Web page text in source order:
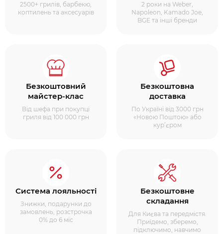
2500+ грилів, барбекю,
коптилень та аксесуарів
2 роки на Weber,
Napoleon, Kamado Joe,
BGE та інші бренди
Безкоштовний
майстер-клас
Від шефа при покупці
гриля від 100 000 грн
Безкоштовна
доставка
По Україні від 3000 грн
«Новою Поштою» або
кур’єром
Система лояльності
Знижки, подарунки до
замовлень, розстрочка
0% до 6 міс
Безкоштовне
складання
Для Києва та передмістя.
Приїдемо, зберемо,
підключимо, навчимо